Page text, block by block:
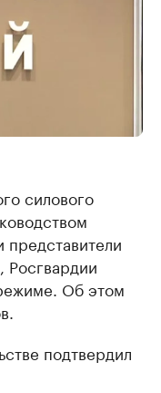
силового
Об этом
подтвердил